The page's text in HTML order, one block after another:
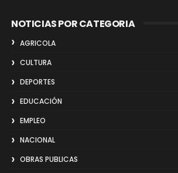
NOTICIAS POR CATEGORIA
AGRICOLA
CULTURA
DEPORTES
EDUCACIÓN
EMPLEO
NACIONAL
OBRAS PUBLICAS